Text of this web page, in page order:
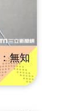
無知